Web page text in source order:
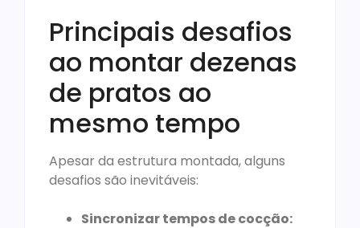
Principais desafios
ao montar dezenas
de pratos ao
mesmo tempo
Apesar da estrutura montada, alguns
desafios são inevitáveis:
Sincronizar tempos de cocção: